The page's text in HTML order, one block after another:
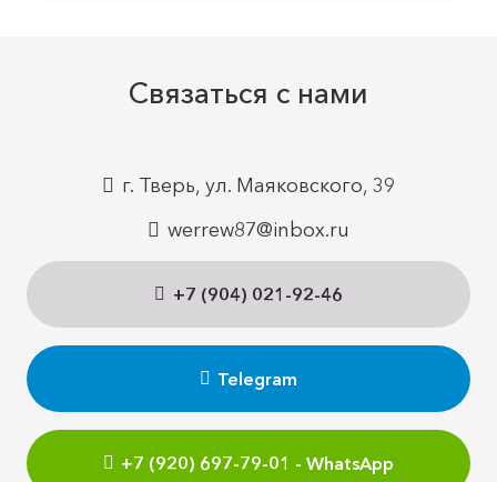
Связаться с нами
г. Тверь, ул. Маяковского, 39
werrew87@inbox.ru
+7 (904) 021-92-46
Telegram
+7 (920) 697-79-01 - WhatsApp